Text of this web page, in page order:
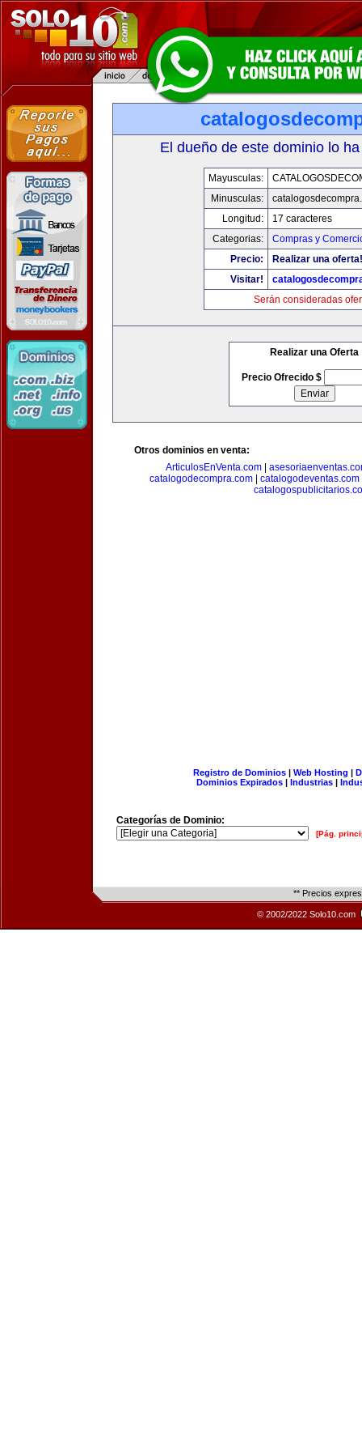
El dueño de este dominio lo
Mayusculas:
Minusculas:
Longitud:
17 caracteres
Categorias:
Compras y
Precio:
Realizar una oferta!
Visitar!
Serán consideradas
Realizar una Oferta
Precio Ofrecido $
Otros dominios en venta:
ArticulosEnVenta.com|
catalogodecompra.com| catalogodeventas.com
Registro de Dominios| Web Hosting |
Dominios Expirados | Industrias |
Categorías de Dominio:
[Pág.
** Precios
© 2002/2022 Solo10.com